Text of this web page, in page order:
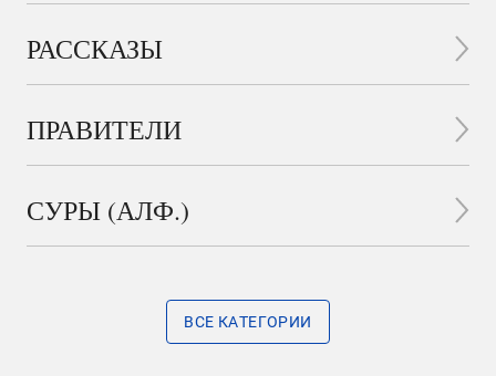
РАССКАЗЫ
ПРАВИТЕЛИ
СУРЫ (АЛФ.)
ВСЕ КАТЕГОРИИ